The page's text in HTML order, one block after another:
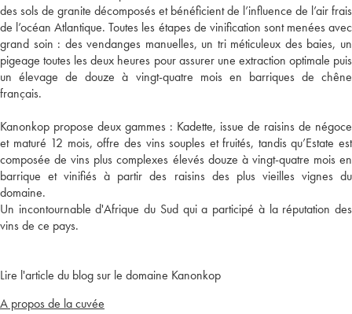
des sols de granite décomposés et bénéficient de l’influence de l’air frais
de l’océan Atlantique. Toutes les étapes de vinification sont menées avec
grand soin : des vendanges manuelles, un tri méticuleux des baies, un
pigeage toutes les deux heures pour assurer une extraction optimale puis
un élevage de douze à vingt-quatre mois en barriques de chêne
français.
Kanonkop propose deux gammes : Kadette, issue de raisins de négoce
et maturé 12 mois, offre des vins souples et fruités, tandis qu’Estate est
composée de vins plus complexes élevés douze à vingt-quatre mois en
barrique et vinifiés à partir des raisins des plus vieilles vignes du
domaine.
Un incontournable d'Afrique du Sud qui a participé à la réputation des
vins de ce pays.
Lire l'article du blog sur le domaine Kanonkop
A propos de la cuvée